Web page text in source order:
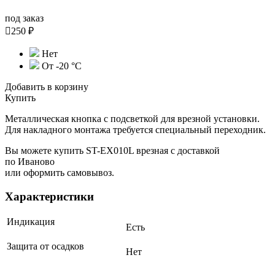
под заказ
250 ₽
Нет
От -20 °С
Добавить в корзину
Купить
Металлическая кнопка с подсветкой для врезной установки.
Для накладного монтажа требуется специальный переходник.
Вы можете купить ST-EX010L врезная с доставкой
по Иваново
или оформить самовывоз.
Характеристики
Индикация
Есть
Защита от осадков
Нет